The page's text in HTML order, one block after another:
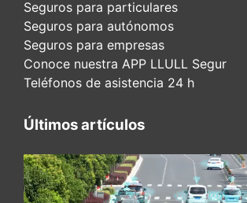
Seguros para particulares
Seguros para autónomos
Seguros para empresas
Conoce nuestra APP LLULL Segur
Teléfonos de asistencia 24 h
Últimos artículos